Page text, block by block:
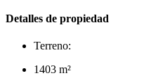
Detalles de propiedad
Terreno:
1403 m²